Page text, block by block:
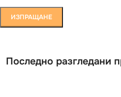
Последно разгледани